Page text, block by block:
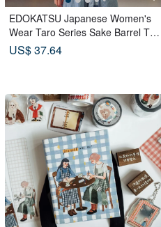
EDOKATSU Japanese Women's
Wear Taro Series Sake Barrel Tar
o Short-Sleeve T-Shirt (Blue) #Top
US$ 37.64